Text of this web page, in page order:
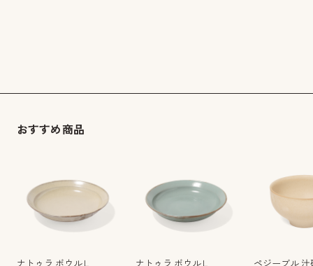
おすすめ商品
ナトゥラ ボウルＬ
ナトゥラ ボウルＬ
ペジーブル 汁